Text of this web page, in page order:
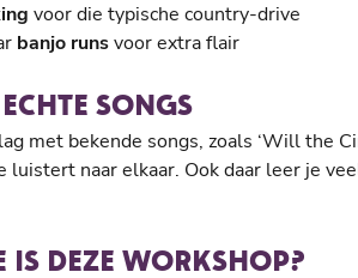
voor die typische country-drive
banjo runsvoor extra flair
SONGS
met bekende songs, zoals ‘Will the
luistert naar elkaar. Ook daar leer je
IS DEZE WORKSHOP?